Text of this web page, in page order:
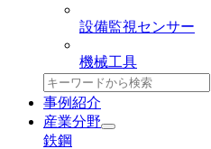
設備監視センサー
機械工具
事例紹介
産業分野
鉄鋼